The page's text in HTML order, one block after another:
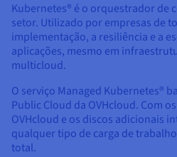
Kubernetes® é o orquestrador de
setor. Utilizado por empresas de
implementação, a resiliência e a
aplicações, mesmo em
multicloud.
O serviço Managed Kubernetes®
Public Cloud da OVHcloud. Com
OVHcloud e os discos adicionais
qualquer tipo de carga de
total.